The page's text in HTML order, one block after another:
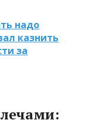
надо
казнить
за